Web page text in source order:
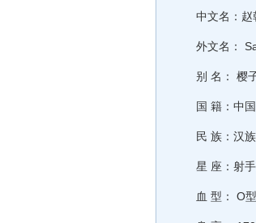
中文名：赵
外文名：
别 名： 樱
国 籍：中国
民 族：汉族
星 座：射手
血 型： O型